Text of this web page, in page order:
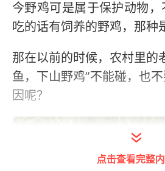
今野鸡可是属于保护动物
吃的话有饲养的野鸡，那种
那在以前的时候，农村里的
鱼，下山野鸡”不能碰，也
因呢？
点击查看完整